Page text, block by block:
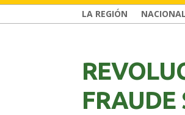
LA REGIÓN NACIONAL
FRAUDE